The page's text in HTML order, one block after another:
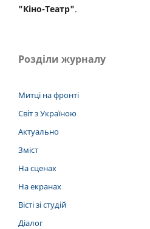
"Кіно-Театр".
Розділи журналу
Митці на фронті
Світ з Україною
Актуально
Зміст
На сценах
На екранах
Вісті зі студій
Діалог